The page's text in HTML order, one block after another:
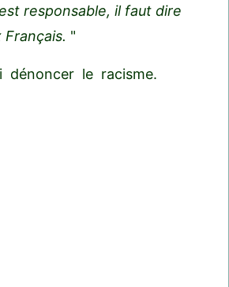
responsable, il faut dire
"
dénoncer le racisme.